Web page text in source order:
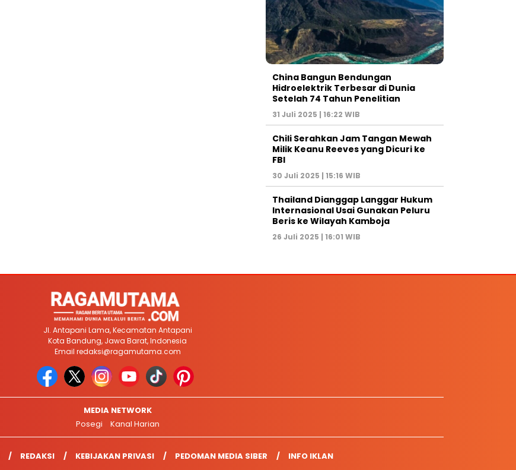
China Bangun Bendungan
Hidroelektrik Terbesar di Dunia
Setelah 74 Tahun Penelitian
31 Juli 2025 | 16:22 WIB
Chili Serahkan Jam Tangan Mewah
Milik Keanu Reeves yang Dicuri ke
FBI
30 Juli 2025 | 15:16 WIB
Thailand Dianggap Langgar Hukum
Internasional Usai Gunakan Peluru
Beris ke Wilayah Kamboja
26 Juli 2025 | 16:01 WIB
Jl. Antapani Lama, Kecamatan Antapani
Kota Bandung, Jawa Barat, Indonesia
Email redaksi@ragamutama.com
MEDIA NETWORK
Posegi
Kanal Harian
REDAKSI KEBIJAKAN PRIVASI PEDOMAN MEDIA SIBER INFO IKLAN